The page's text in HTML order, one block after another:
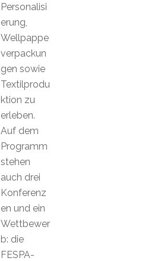
Personalisi
erung,
Wellpappe
verpackun
gen sowie
Textilprodu
ktion zu
erleben.
Auf dem
Programm
stehen
auch drei
Konferenz
en und ein
Wettbewer
b: die
FESPA-